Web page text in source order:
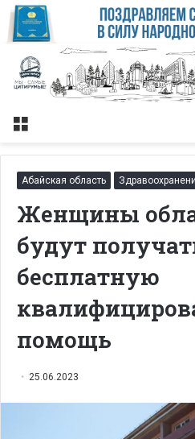
Меню
Абайская область
Женщины
будут
бесплатную
помощь
25.06.2023